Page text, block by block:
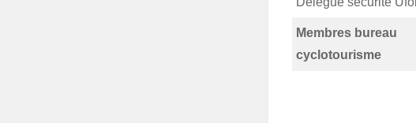
Membres bureau
cyclotourisme